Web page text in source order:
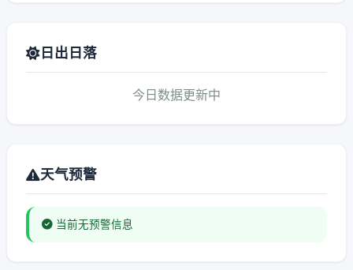
日出日落
今日数据更新中
天气预警
当前无预警信息